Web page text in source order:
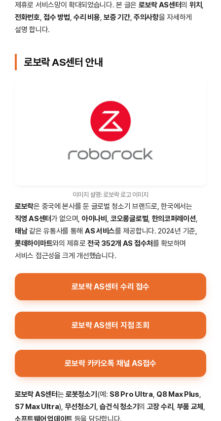
제휴로 서비스망이 확대되었습니다. 본 글은 로보락 AS센터의 위치 ,
전화번호,접수 방법,수리 비용,보증 기간, 주의사항을 자세하게
설명 합니다.
로보락 AS센터 안내
이미지 설명: 로보락 로고 이미지
로보락은 중국에 본사를 둔 글로벌 청소기 브랜드로, 한국에서는
직영 AS센터가 없으며, 아이나비 ,코오롱글로벌, 한의코퍼레이션,
태남같은 유통사를 통해 AS 서비스를 제공합니다. 2024년 기준,
롯데하이마트와의 제휴로전국 352개 AS 접수처를 확보하며
서비스 접근성을 크게 개선했습니다.
로보락 AS센터 수리 접수
로보락 AS센터 지점 조회
로보락 카카오톡 채널 AS접수
로보락 AS센터는로봇청소기 (예: S8 Pro Ultra, Q8 Max Plus,
S7 Max Ultra), 무선청소기 ,습건식 청소기의 고장 수리 , 부품 교체 ,
소프트웨어 업데이트 등을 담당합니다.